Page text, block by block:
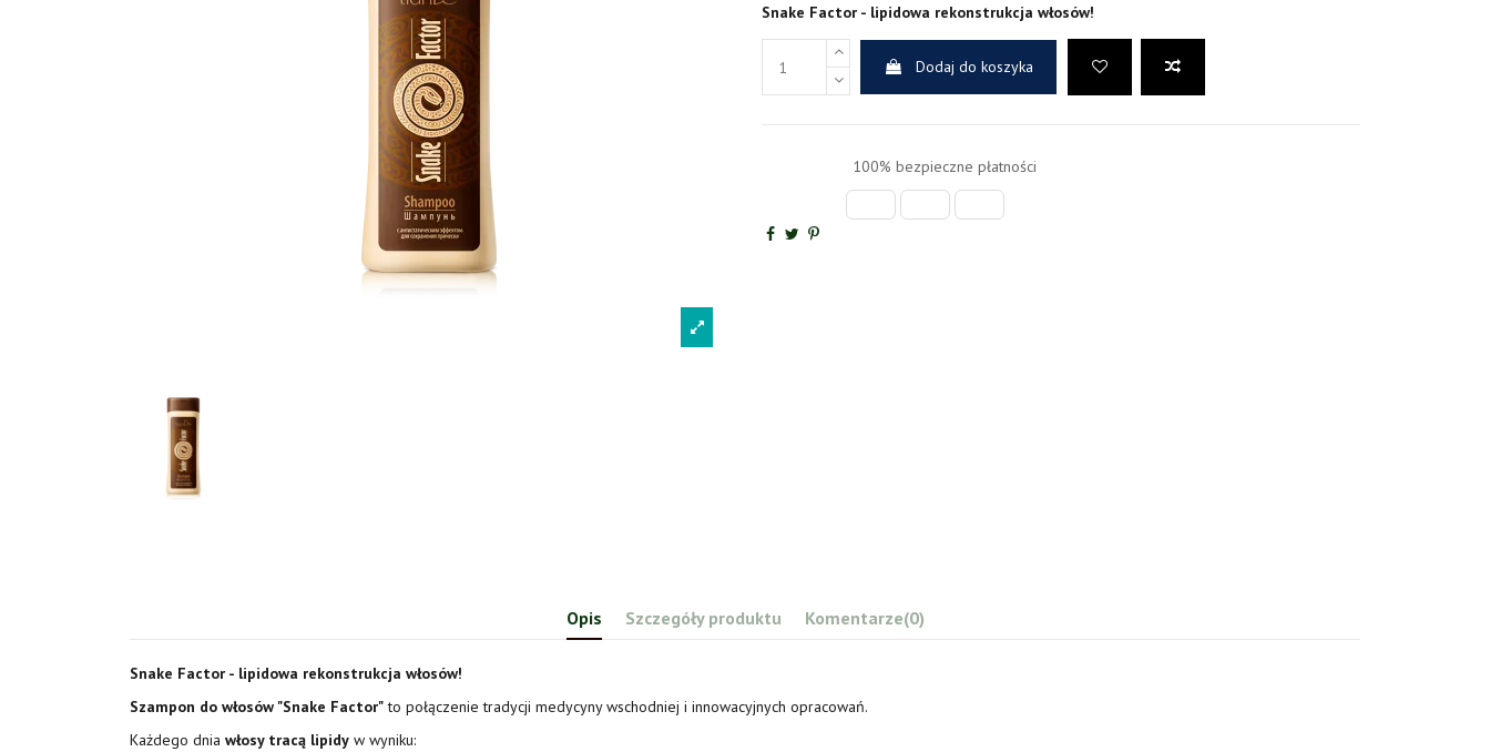
Snake Factor - lipidowa rekonstrukcja włosów!
Dodaj do koszyka
100% bezpieczne płatności
Opis Szczegóły produktu Komentarze(0)
Snake Factor - lipidowa rekonstrukcja włosów!
Szampon do włosów "Snake Factor"to połączenie tradycji medycyny wschodniej i innowacyjnych opracowań.
Każdego dnia włosy tracą lipidy w wyniku: